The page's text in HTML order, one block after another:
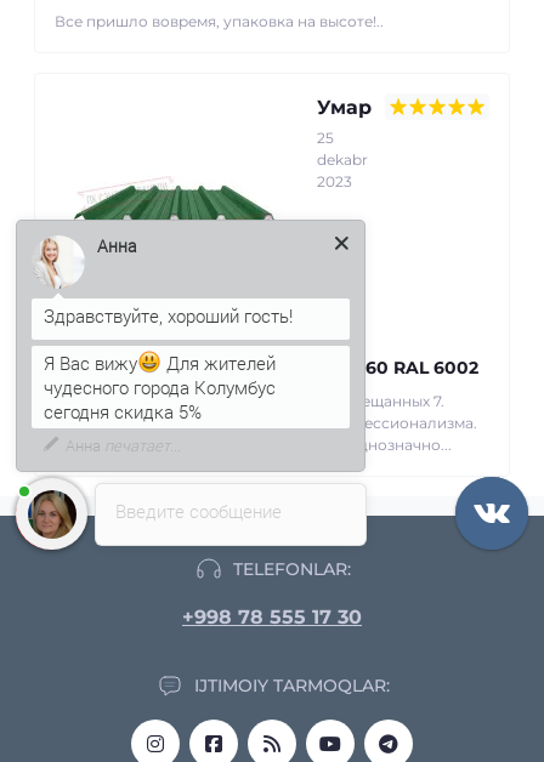
Все пришло вовремя, упаковка на высоте!..
Умар
25
dekabr
2023
Tom uchun PPS sendvich panellar 60 RAL 6002
выгодно и быстро! Ждали 5 дней при обещанных 7.
Считаем это высшим проявлением профессионализма.
Производителю браво! Вернемся еще однозначно...
TELEFONLAR:
+998 78 555 17 30
IJTIMOIY TARMOQLAR:
Введите сообщение
Здравствуйте, хороший гость!
Я Вас вижу
Для жителей
чудесного города Колумбус
сегодня скидка 5%